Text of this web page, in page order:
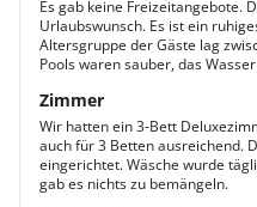
Es gab keine Freizeitangebote.
Urlaubswunsch. Es ist ein
Altersgruppe der Gäste lag
Pools waren sauber, das
Zimmer
Wir hatten ein 3-Bett
auch für 3 Betten ausreichend.
eingerichtet. Wäsche wurde
gab es nichts zu bemängeln.